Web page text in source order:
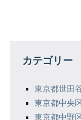
ー
カテゴリー
東京都世田
東京都中央
東京都中野